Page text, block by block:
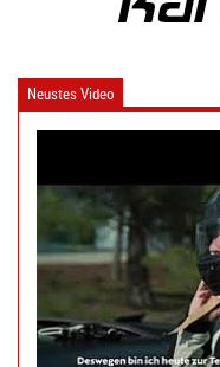
Neustes Video